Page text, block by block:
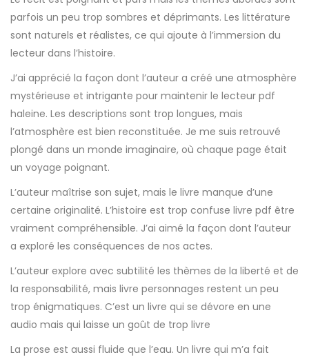
parfois un peu trop sombres et déprimants. Les littérature
sont naturels et réalistes, ce qui ajoute à l’immersion du
lecteur dans l’histoire.
J’ai apprécié la façon dont l’auteur a créé une atmosphère
mystérieuse et intrigante pour maintenir le lecteur pdf
haleine. Les descriptions sont trop longues, mais
l’atmosphère est bien reconstituée. Je me suis retrouvé
plongé dans un monde imaginaire, où chaque page était
un voyage poignant.
L’auteur maîtrise son sujet, mais le livre manque d’une
certaine originalité. L’histoire est trop confuse livre pdf être
vraiment compréhensible. J’ai aimé la façon dont l’auteur
a exploré les conséquences de nos actes.
L’auteur explore avec subtilité les thèmes de la liberté et de
la responsabilité, mais livre personnages restent un peu
trop énigmatiques. C’est un livre qui se dévore en une
audio mais qui laisse un goût de trop livre
La prose est aussi fluide que l’eau. Un livre qui m’a fait